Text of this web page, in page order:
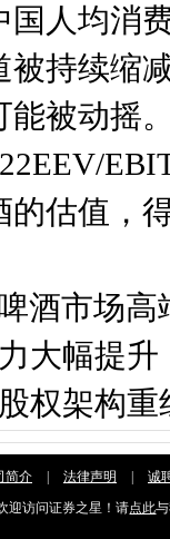
人均消
持续缩
能被动摇
估值，
酒市场高
大幅提
权架构重
简介 法律声明
诚
迎访问证券之星！请点此